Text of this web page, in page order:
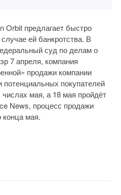
Orbit предлагает быстро
ей банкротства. В
суд по делам о
7 апреля, компания
продажи компании
потенциальных покупателей
мая, а 18 мая пройдёт
News, процесс продажи
конца мая.